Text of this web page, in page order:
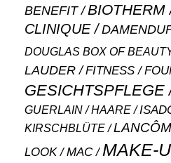
BENEFIT BIOTHERM
CLINIQUE
DOUGLAS BOX OF
LAUDER
FITNESS
GESICHTSPFLEGE
GUERLAIN HAARE
KIRSCHBLÜTE
LOOK MAC MAKE-